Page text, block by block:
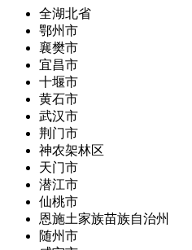
全湖北省
鄂州市
襄樊市
宜昌市
十堰市
黄石市
武汉市
荆门市
神农架林区
天门市
潜江市
仙桃市
恩施土家族苗族自治州
随州市